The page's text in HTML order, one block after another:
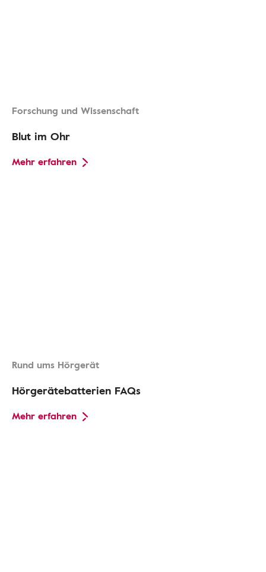
Forschung und Wissenschaft
Blut im Ohr
Mehr erfahren
Rund ums Hörgerät
Hörgerätebatterien FAQs
Mehr erfahren